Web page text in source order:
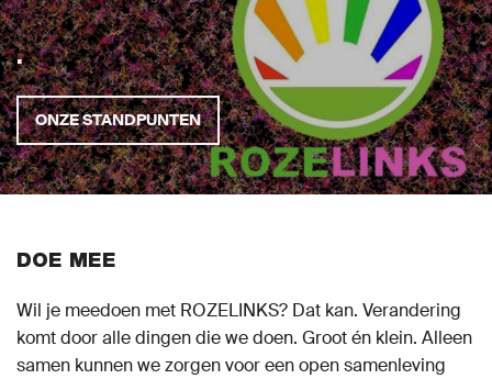
.
ONZE STANDPUNTEN
DOE MEE
Wil je meedoen met ROZELINKS? Dat kan. Verandering
komt door alle dingen die we doen. Groot én klein. Alleen
samen kunnen we zorgen voor een open samenleving